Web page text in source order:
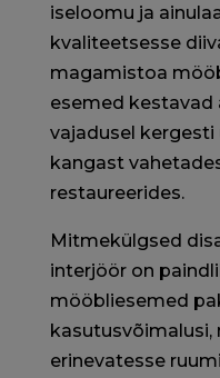
iseloomu ja
kvaliteetsesse
magamistoa
esemed kestavad
vajadusel kergesti
kangast
restaureerides.
Mitmekülgsed
interjöör on
mööbliesemed
kasutusvõimalusi,
erinevatesse